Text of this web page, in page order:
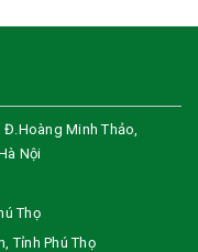
Minh Thảo,
Nội
Thọ
Tỉnh Phú Thọ